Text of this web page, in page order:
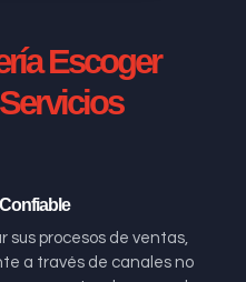
Escoger
sus procesos de ventas,
a través de canales no